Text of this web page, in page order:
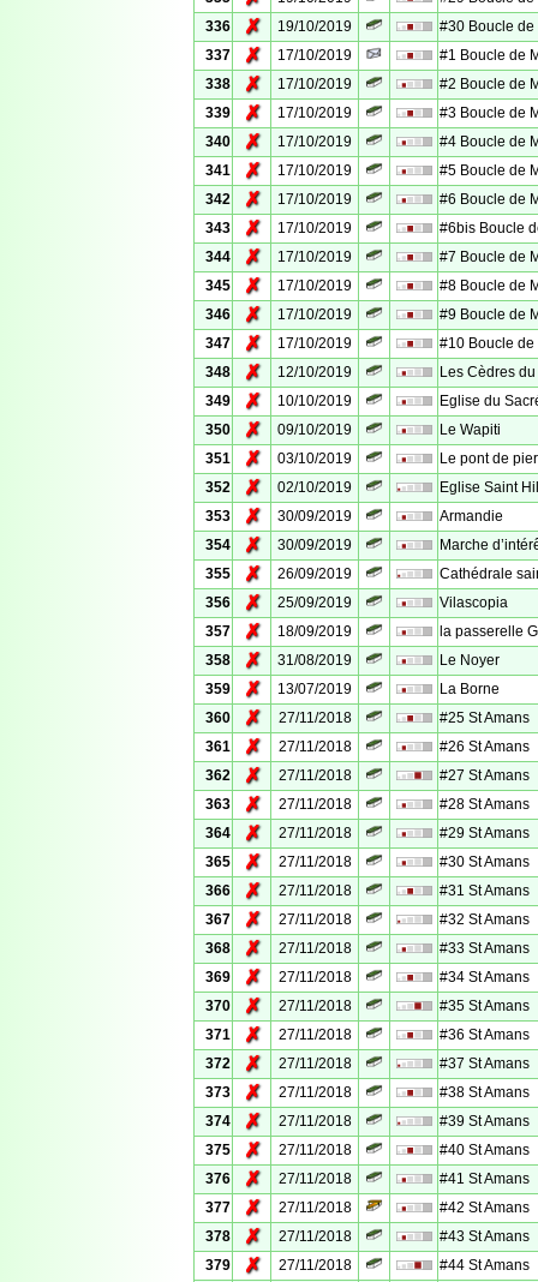
336
✗ 19/10/2019
#30 Boucle de
337
✗ 17/10/2019
#1 Boucle de
338
✗ 17/10/2019
#2 Boucle de
339
✗ 17/10/2019
#3 Boucle de
340
✗ 17/10/2019
#4 Boucle de
341
✗ 17/10/2019
#5 Boucle de
342
✗ 17/10/2019
#6 Boucle de
343
✗ 17/10/2019
#6bis Boucle
344
✗ 17/10/2019
#7 Boucle de
345
✗ 17/10/2019
#8 Boucle de
346
✗ 17/10/2019
#9 Boucle de
347
✗ 17/10/2019
#10 Boucle de
348
✗ 12/10/2019
Les Cèdres
349
✗ 10/10/2019
Eglise du
350
✗ 09/10/2019
Le Wapiti
351
✗ 03/10/2019
Le pont de
352
✗ 02/10/2019
Eglise Saint
353
✗ 30/09/2019
Armandie
354
✗ 30/09/2019
Marche
355
✗ 26/09/2019
Cathédrale
356
✗ 25/09/2019
Vilascopia
357
✗ 18/09/2019
la passerelle
358
✗ 31/08/2019
Le Noyer
359
✗ 13/07/2019
La Borne
360
✗ 27/11/2018
#25 St Amans
361
✗ 27/11/2018
#26 St Amans
362
✗ 27/11/2018
#27 St Amans
363
✗ 27/11/2018
#28 St Amans
364
✗ 27/11/2018
#29 St Amans
365
✗ 27/11/2018
#30 St Amans
366
✗ 27/11/2018
#31 St Amans
367
✗ 27/11/2018
#32 St Amans
368
✗ 27/11/2018
#33 St Amans
369
✗ 27/11/2018
#34 St Amans
370
✗ 27/11/2018
#35 St Amans
371
✗ 27/11/2018
#36 St Amans
372
✗ 27/11/2018
#37 St Amans
373
✗ 27/11/2018
#38 St Amans
374
✗ 27/11/2018
#39 St Amans
375
✗ 27/11/2018
#40 St Amans
376
✗ 27/11/2018
#41 St Amans
377
✗ 27/11/2018
#42 St Amans
378
✗ 27/11/2018
#43 St Amans
379
✗ 27/11/2018
#44 St Amans